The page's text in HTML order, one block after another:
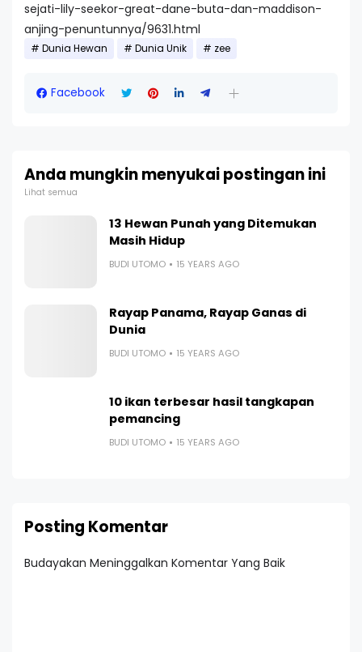
sejati-lily-seekor-great-dane-buta-dan-maddison-
anjing-penuntunnya/9631.html
Dunia Hewan Dunia Unik zee
Facebook
Anda mungkin menyukai postingan ini
Lihat semua
13 Hewan Punah yang Ditemukan
Masih Hidup
BUDI UTOMO 15 YEARS AGO
Rayap Panama, Rayap Ganas di
Dunia
BUDI UTOMO 15 YEARS AGO
10 ikan terbesar hasil tangkapan
pemancing
BUDI UTOMO 15 YEARS AGO
Posting Komentar
Budayakan Meninggalkan Komentar Yang Baik